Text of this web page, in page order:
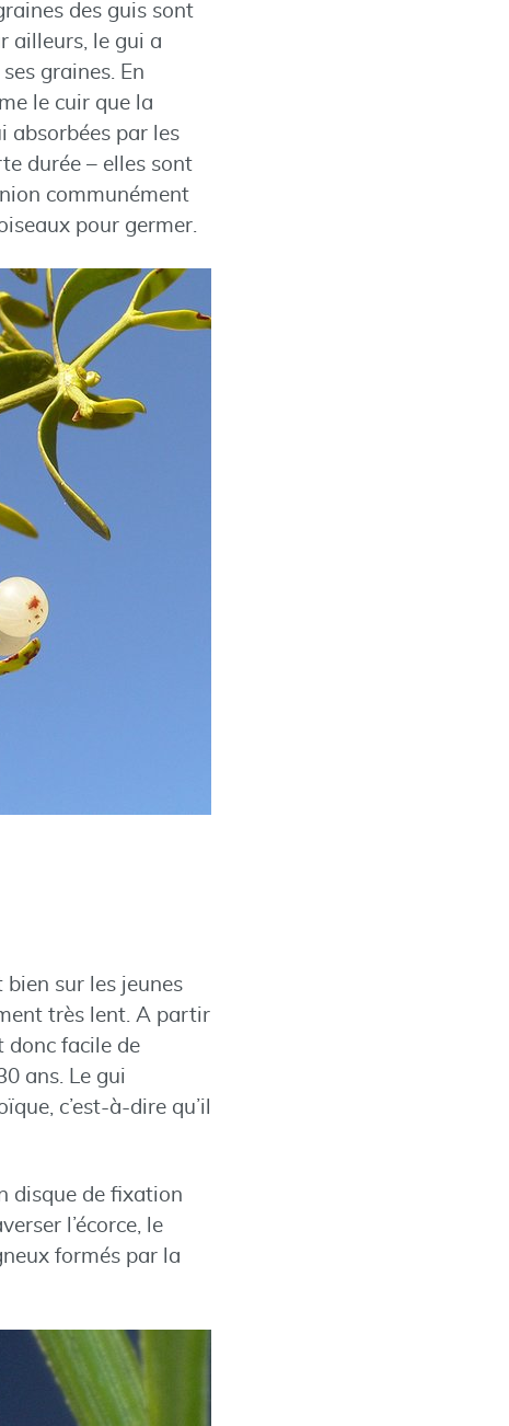
des guis sont
ailleurs, le gui a
graines. En
le cuir que la
absorbées par les
durée – elles sont
communément
pour germer.
sur les jeunes
très lent. A partir
donc facile de
ans. Le gui
c’est-à-dire qu’il
disque de fixation
l’écorce, le
formés par la